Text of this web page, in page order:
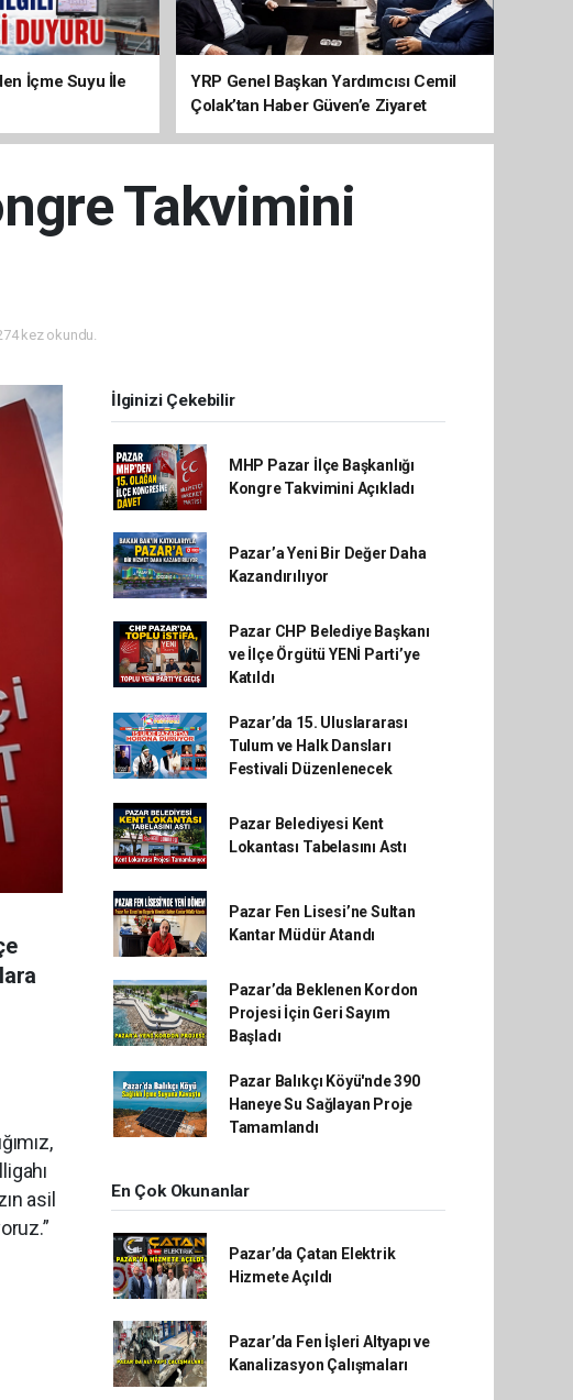
İçme Suyu İle
YRP Genel Başkan Yardımcısı Cemil
Çolak’tan Haber Güven’e Ziyaret
Takvimini
kez okundu.
asil
İlginizi Çekebilir
MHP Pazar İlçe Başkanlığı
Kongre Takvimini Açıkladı
Pazar’a Yeni Bir Değer Daha
Kazandırılıyor
Pazar CHP Belediye Başkanı
ve İlçe Örgütü YENİ Parti’ye
Katıldı
Pazar’da 15. Uluslararası
Tulum ve Halk Dansları
Festivali Düzenlenecek
Pazar Belediyesi Kent
Lokantası Tabelasını Astı
Pazar Fen Lisesi’ne Sultan
Kantar Müdür Atandı
Pazar’da Beklenen Kordon
Projesi İçin Geri Sayım
Başladı
Pazar Balıkçı Köyü'nde 390
Haneye Su Sağlayan Proje
Tamamlandı
En Çok Okunanlar
Pazar’da Çatan Elektrik
Hizmete Açıldı
Pazar’da Fen İşleri Altyapı ve
Kanalizasyon Çalışmaları